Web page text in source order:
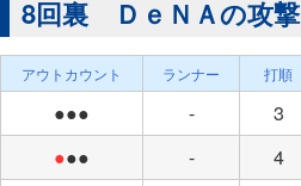
8回裏 ＤｅＮＡの攻撃
アウトカウント ランナー 打順
●●● - 3
●●● - 4